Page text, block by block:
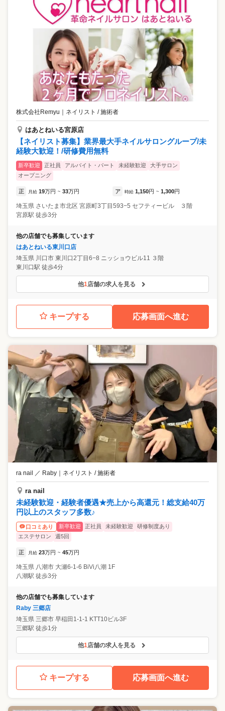
株式会社Remyu ｜ ネイリスト / 施術者
はあとねいる宮原店
【ネイリスト募集】業界最大手ネイルサロングループ/未
経験大歓迎！/研修費用無料
新卒歓迎 正社員 アルバイト・パート 未経験歓迎
大手サロン
オープニング
正 月給 19万円 ~ 33万円 ア 時給 1,150円 ~ 1,300円
埼玉県 さいたま市北区 宮原町3丁目593−5 セフティービル ３階
宮原駅 徒歩3分
他の店舗でも募集しています
はあとねいる東川口店
埼玉県 川口市 東川口2丁目6−8 ニッショウビル11 ３階
東川口駅 徒歩4分
他1店舗の求人を見る
キープする 応募画面へ進む
ra nail ／ Raby ネイリスト / 施術者
ra nail
未経験歓迎・経験者優遇★売上から高還元！総支給40万
円以上のスタッフ多数♪
口コミあり 新卒歓迎 正社員 未経験歓迎
研修制度あり
エステサロン
週5回
正 月給 23万円 ~ 45万円
埼玉県 八潮市 大瀬6-1-6 BiVi八潮 1F
八潮駅 徒歩3分
他の店舗でも募集しています
Raby 三郷店
埼玉県 三郷市 早稲田1-1-1 KTT10ビル3F
三郷駅 徒歩1分
他1店舗の求人を見る
キープする 応募画面へ進む